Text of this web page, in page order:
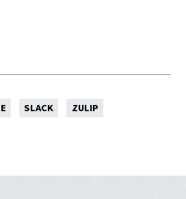
SLACK ZULIP